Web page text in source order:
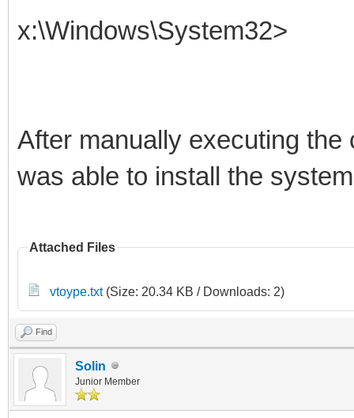
x:\Windows\System32>
After manually executing
was able to install the
Attached Files
vtoype.txt(Size: 20.34 KB / Downloads: 2)
Find
Solin
Junior Member